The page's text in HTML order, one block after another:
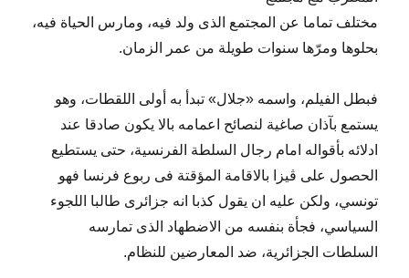
مختلف تماما عن المجتمع الذى ولد فيه، ومارس الحياة فيه،
بحلوها ومرّها سنوات طويلة من عمر الزمان.
فبطل الفيلم، واسمه «جلال» تبدأ به أولى اللقطات، وهو
يستمع بآذان صاغية لنصائح اعمامه بالا يكون صادقا عند
ادلائه بأقواله امام رجال السلطة الفرنسية، حتى يستطيع
الحصول على ڤيزا بالاقامة المؤقتة فى ربوع فرنسا فهو
تونسي، ولكن عليه ان يقول كذبا انه جزائرى طالبا اللجوء
السياسي، فجأة بنفسه من الاضطهاد الذى تمارسه
السلطات الجزائرية، ضد المعارضين للنظام.